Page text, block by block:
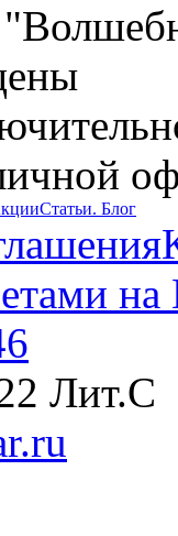
Статьи. Блог
Лит.С